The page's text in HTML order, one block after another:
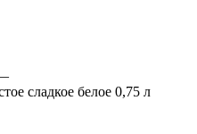
сладкое белое 0,75 л